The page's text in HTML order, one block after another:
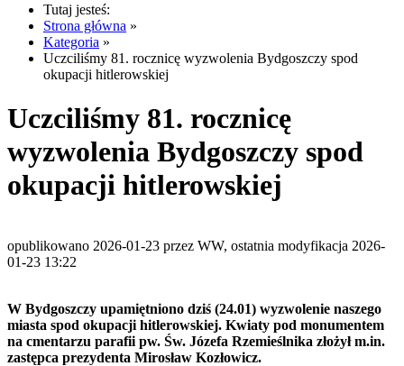
Tutaj jesteś:
Strona główna »
Kategoria »
Uczciliśmy 81. rocznicę wyzwolenia Bydgoszczy spod
okupacji hitlerowskiej
Uczciliśmy 81. rocznicę
wyzwolenia Bydgoszczy spod
okupacji hitlerowskiej
opublikowano 2026-01-23 przez WW, ostatnia modyfikacja 2026-
01-23 13:22
W Bydgoszczy upamiętniono dziś (24.01) wyzwolenie naszego
miasta spod okupacji hitlerowskiej. Kwiaty pod monumentem
na cmentarzu parafii pw. Św. Józefa Rzemieślnika złożył m.in.
zastępca prezydenta Mirosław Kozłowicz.